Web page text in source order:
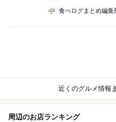
食べログまとめ編集
近くのグルメ情報
周辺のお店ランキング